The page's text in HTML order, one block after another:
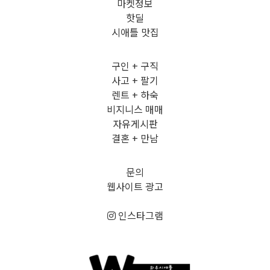
마켓정보
핫딜
시애틀 맛집
구인 + 구직
사고 + 팔기
렌트 + 하숙
비지니스 매매
자유게시판
결혼 + 만남
문의
웹사이트 광고
인스타그램